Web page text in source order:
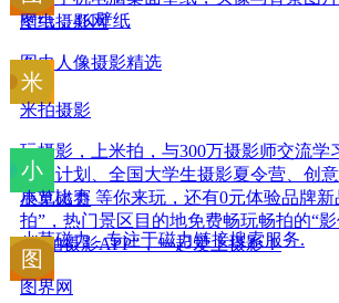
壁纸，4K壁纸
图虫摄影网
图虫人像摄影精选
米拍摄影
玩摄影，上米拍，与300万摄影师交流学
有米计划、全国大学生摄影夏令营、创
展览比赛 等你来玩，还有0元体验品牌新
拍”，热门景区目的地免费畅玩畅拍的“
“米拍摄影APP”，一起爱上摄影！
小草磁力
小草磁力 - 专注于磁力链接搜索服务.
图界网